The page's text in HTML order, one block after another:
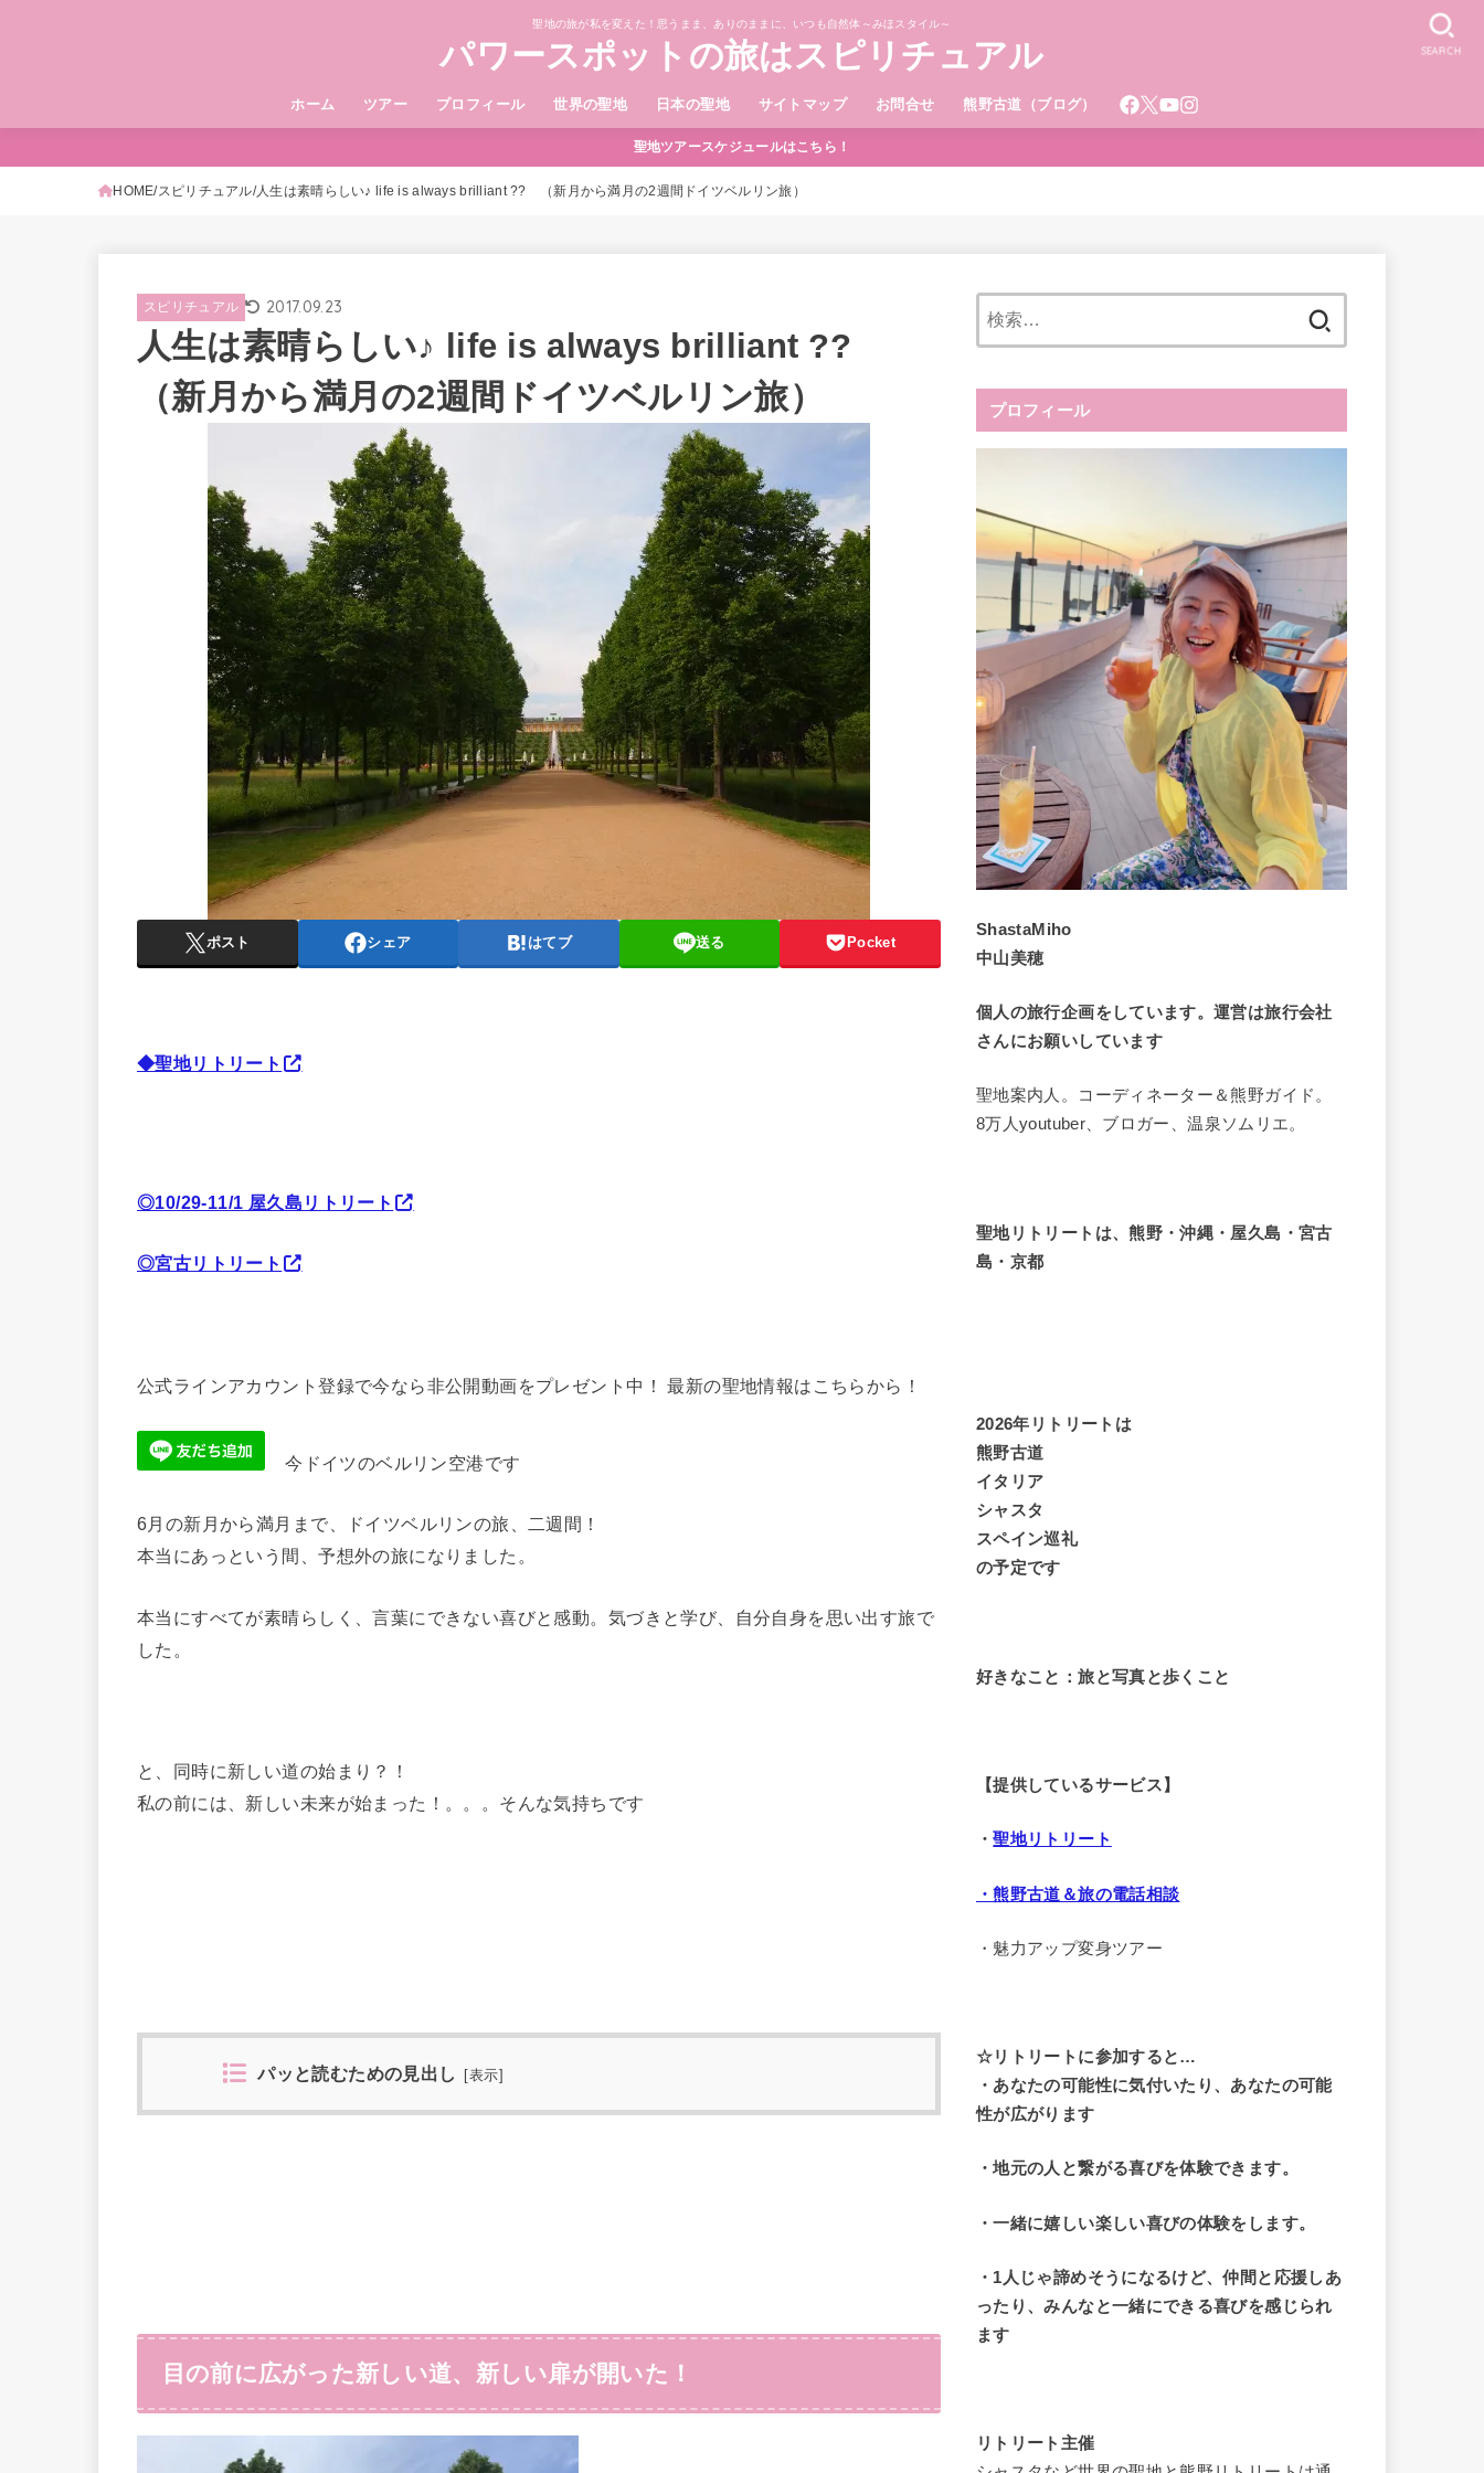
聖地の旅が私を変えた！思うまま、ありのままに、いつも自然体～みほスタイル～
パワースポットの旅はスピリチュアル
ホーム ツアー プロフィール 世界の聖地 日本の聖地 サイトマップ お問合せ 熊野古道（ブログ）
SEARCH
聖地ツアースケジュールはこちら！
HOME スピリチュアル 人生は素晴らしい♪ life is always brilliant ?? （新月から満月の2週間ドイツベルリン旅）
スピリチュアル 2017.09.23
人生は素晴らしい♪ life is always brilliant ??
（新月から満月の2週間ドイツベルリン旅）
ポスト シェア はてブ 送る Pocket
◆聖地リトリート
◎10/29-11/1 屋久島リトリート
◎宮古リトリート
公式ラインアカウント登録で今なら非公開動画をプレゼント中！ 最新の聖地情報はこちらから！
今ドイツのベルリン空港です
6月の新月から満月まで、ドイツベルリンの旅、二週間！
本当にあっという間、予想外の旅になりました。
本当にすべてが素晴らしく、言葉にできない喜びと感動。気づきと学び、自分自身を思い出す旅で
した。
と、同時に新しい道の始まり？！
私の前には、新しい未来が始まった！。。。そんな気持ちです
パッと読むための見出し [表示]
目の前に広がった新しい道、新しい扉が開いた！
プロフィール
ShastaMiho
中山美穂
個人の旅行企画をしています。運営は旅行会社
さんにお願いしています
聖地案内人。コーディネーター＆熊野ガイド。
8万人youtuber、ブロガー、温泉ソムリエ。
聖地リトリートは、熊野・沖縄・屋久島・宮古
島・京都
2026年リトリートは
熊野古道
イタリア
シャスタ
スペイン巡礼
の予定です
好きなこと：旅と写真と歩くこと
【提供しているサービス】
・聖地リトリート
・熊野古道＆旅の電話相談
・魅力アップ変身ツアー
☆リトリートに参加すると…
・ あなたの可能性に気付いたり、あなたの可能
性が広がります
・地元の人と繋がる喜びを体験できます。
・一緒に嬉しい楽しい喜びの体験をします。
・1人じゃ諦めそうになるけど、仲間と応援しあ
ったり、みんなと一緒にできる喜びを感じられ
ます
リトリート主催